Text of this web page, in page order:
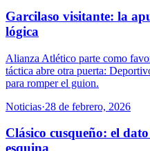
Garcilaso visitante: la
lógica
Alianza Atlético parte como
táctica abre otra puerta:
para romper el guion.
Noticias·28 de febrero, 2026
Clásico cusqueño: el